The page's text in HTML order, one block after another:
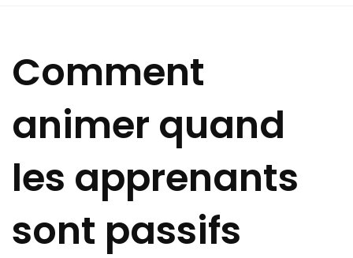
Comment
animer quand
les apprenants
sont passifs